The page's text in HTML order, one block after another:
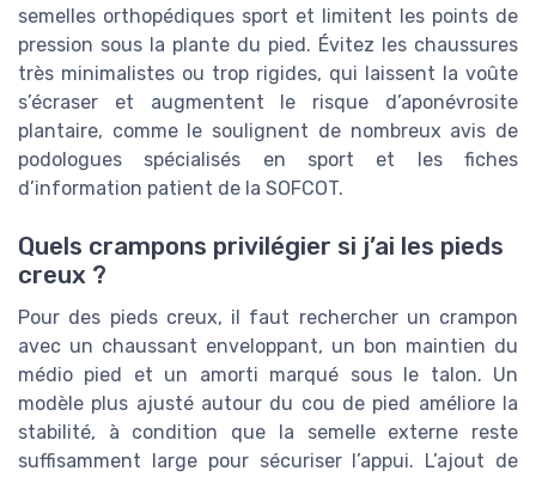
semelles orthopédiques sport et limitent les points de
pression sous la plante du pied. Évitez les chaussures
très minimalistes ou trop rigides, qui laissent la voûte
s’écraser et augmentent le risque d’aponévrosite
plantaire, comme le soulignent de nombreux avis de
podologues spécialisés en sport et les fiches
d’information patient de la SOFCOT.
Quels crampons privilégier si j’ai les pieds
creux ?
Pour des pieds creux, il faut rechercher un crampon
avec un chaussant enveloppant, un bon maintien du
médio pied et un amorti marqué sous le talon. Un
modèle plus ajusté autour du cou de pied améliore la
stabilité, à condition que la semelle externe reste
suffisamment large pour sécuriser l’appui. L’ajout de